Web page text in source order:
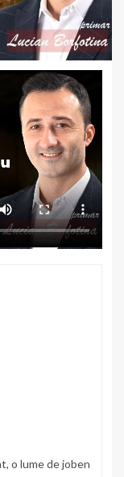
o lume de joben